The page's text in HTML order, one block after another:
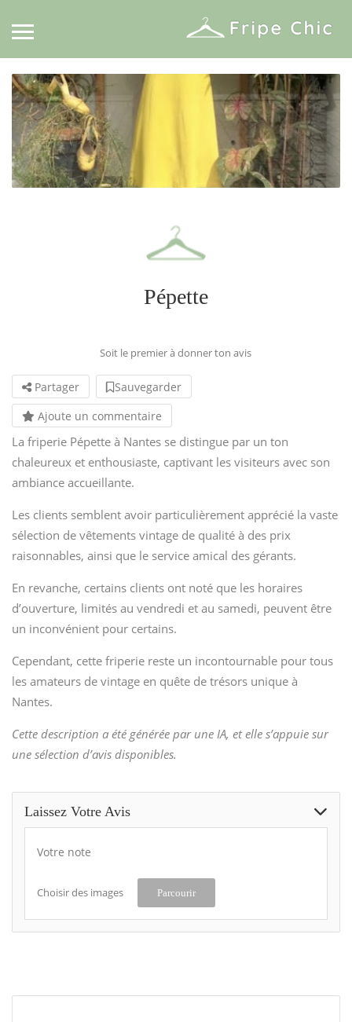
Pépette
Soit le premier à donner ton avis
Partager
Sauvegarder
Ajoute un commentaire
La friperie Pépette à Nantes se distingue par un ton
chaleureux et enthousiaste, captivant les visiteurs avec son
ambiance accueillante.
Les clients semblent avoir particulièrement apprécié la vaste
sélection de vêtements vintage de qualité à des prix
raisonnables, ainsi que le service amical des gérants.
En revanche, certains clients ont noté que les horaires
d’ouverture, limités au vendredi et au samedi, peuvent être
un inconvénient pour certains.
Cependant, cette friperie reste un incontournable pour tous
les amateurs de vintage en quête de trésors unique à
Nantes.
Cette description a été générée par une IA, et elle s’appuie sur
une sélection d’avis disponibles.
Laissez Votre Avis
Votre note
Choisir des images Parcourir